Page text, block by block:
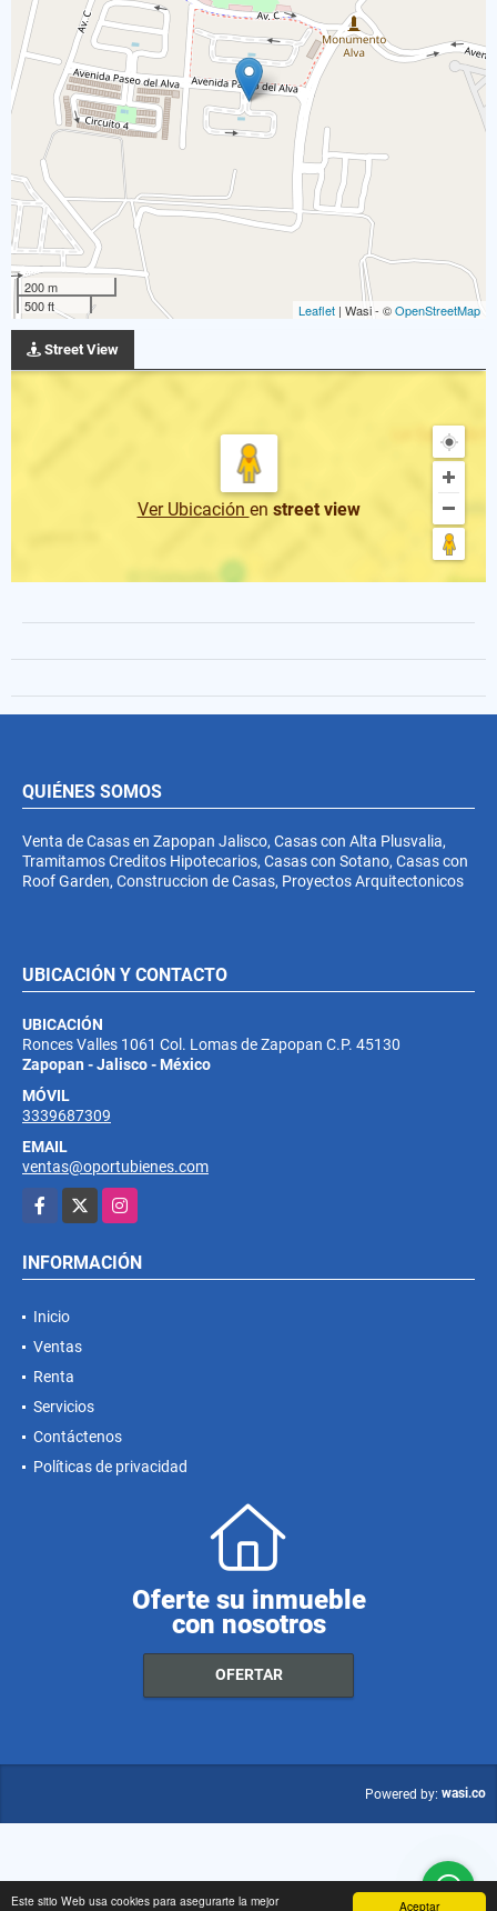
Aceptar
Este sitio Web usa cookies para asegurarte la mejor
200 m
500 ft
Leaflet | Wasi - ©OpenStreetMap
Street View
Ver Ubicación en street view
QUIÉNES SOMOS
Venta de Casas en Zapopan Jalisco, Casas con Alta Plusvalia,
Tramitamos Creditos Hipotecarios, Casas con Sotano, Casas con
Roof Garden, Construccion de Casas, Proyectos Arquitectonicos
UBICACIÓN Y CONTACTO
UBICACIÓN
Ronces Valles 1061 Col. Lomas de Zapopan C.P. 45130
Zapopan - Jalisco - México
MÓVIL
3339687309
EMAIL
ventas@oportubienes.com
Facebook
Instagram
INFORMACIÓN
Inicio
Ventas
Renta
Servicios
Contáctenos
Políticas de privacidad
Oferte su inmueble
con nosotros
OFERTAR
Powered by: wasi.co